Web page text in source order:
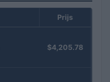
Prijs
$4,205.78